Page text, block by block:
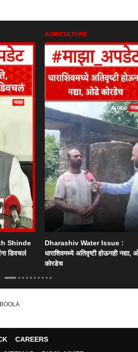
Shinde
डिवचलं
AGRICULTURE
Dharashiv Water Issue :
धाराशिवमध्ये अतिवृष्टी होऊनही नद्या,
कोरडेच
CAREERS